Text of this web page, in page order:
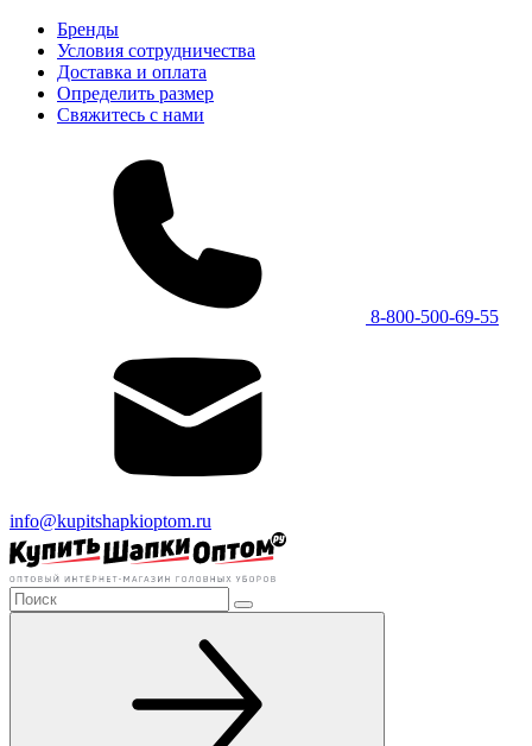
Бренды
Условия сотрудничества
Доставка и оплата
Определить размер
Свяжитесь с нами
8-800-500-69-55
info@kupitshapkioptom.ru